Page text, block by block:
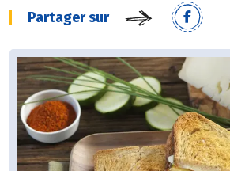
Partager sur